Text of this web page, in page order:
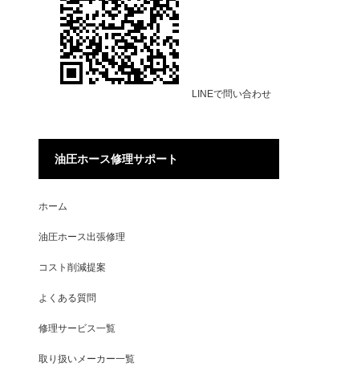
LINEで問い合わせ
油圧ホース修理サポート
ホーム
油圧ホース出張修理
コスト削減提案
よくある質問
修理サービス一覧
取り扱いメーカー一覧